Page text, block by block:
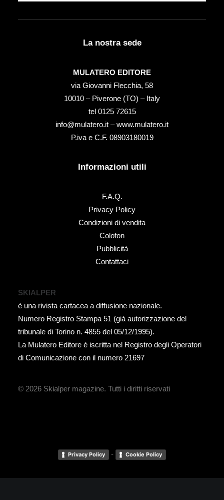
La nostra sede
MULATERO EDITORE
via Giovanni Flecchia, 58
10010 – Piverone (TO) – Italy
tel ‭0125 72615‬
info@mulatero.it –www.mulatero.it
P.iva e C.F. 08903180019
Informazioni utili
F.A.Q.
Privacy Policy
Condizioni di vendita
Colofon
Pubblicità
Contattaci
SKIALPER
è una rivista cartacea a diffusione nazionale.
Numero Registro Stampa 51 (già autorizzazione del
tribunale di Torino n. 4855 del 05/12/1995).
La Mulatero Editore è iscritta nel Registro degli Operatori
di Comunicazione con il numero 21697
© 2026 Skialper magazine. Tutti i diritti riservati
Privacy Policy - Cookie Policy